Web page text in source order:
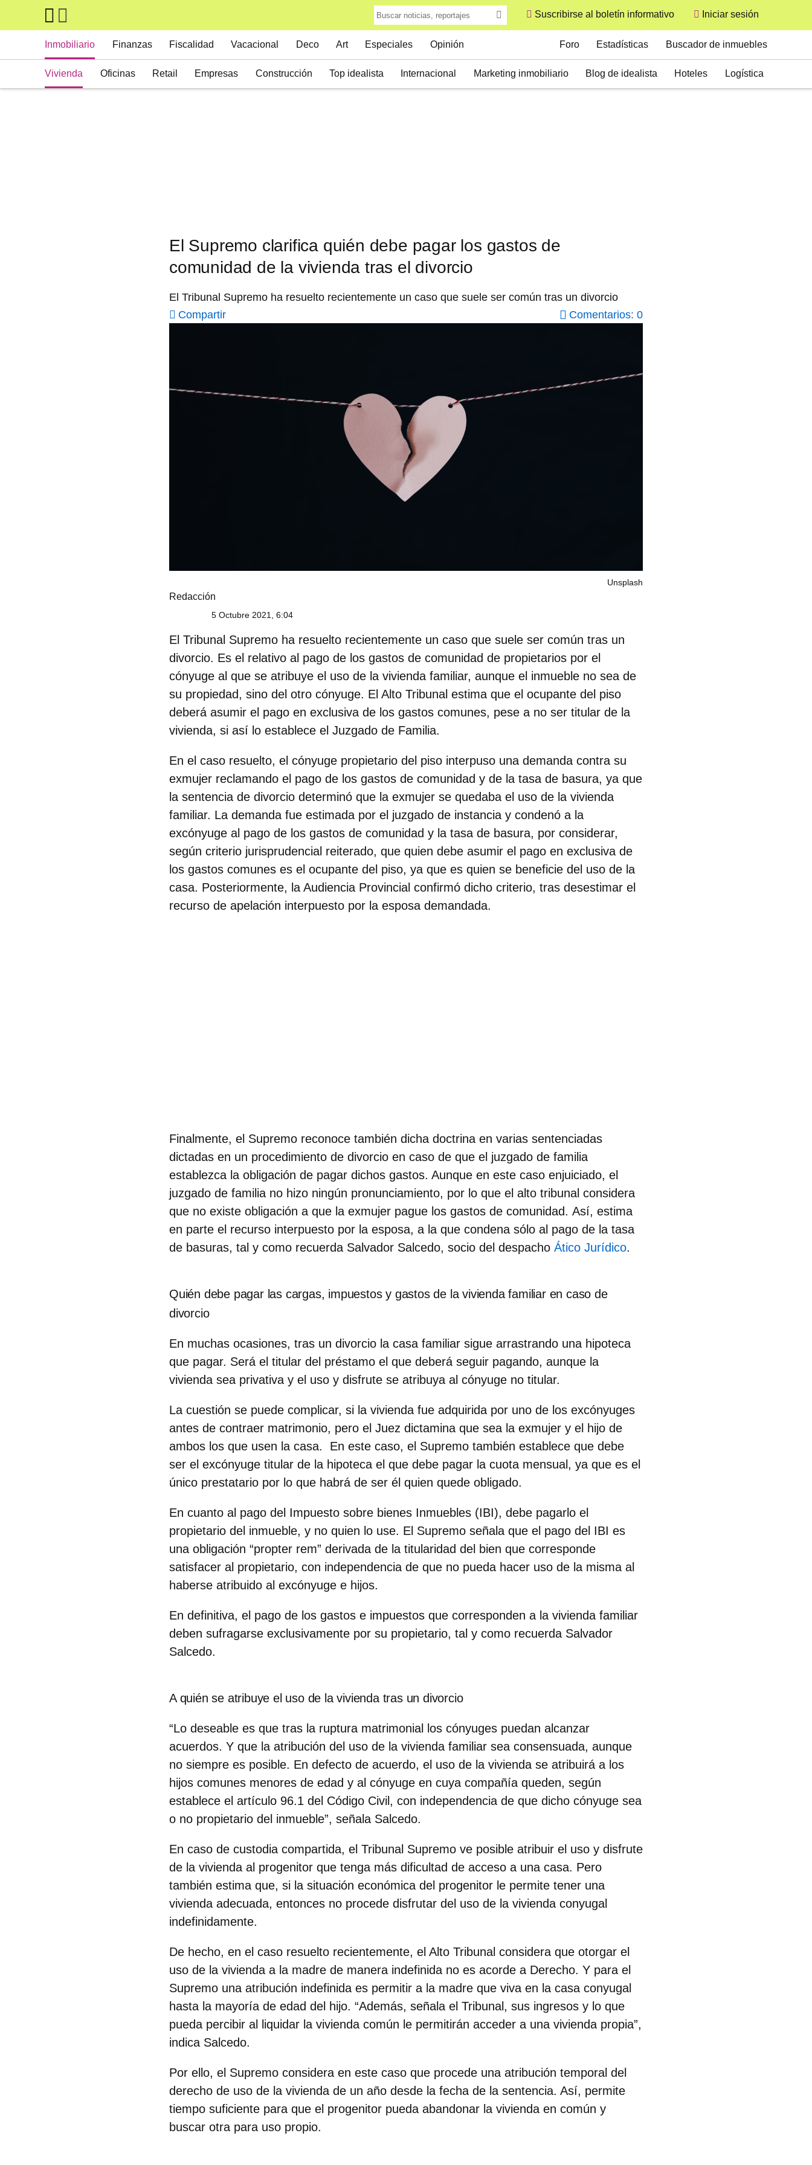
Skip to main content
Suscribirse al boletín informativo
User
Iniciar sesión
Inmobiliario
Vivienda Oficinas Retail Empresas Construcción Top idealista Internacional Marketing inmobiliario Blog de idealista Hoteles Logística
Finanzas Fiscalidad Vacacional Deco Art Especiales Opinión Foro Estadísticas Buscador de inmuebles
El Supremo clarifica quién debe pagar los gastos de
comunidad de la vivienda tras el divorcio
El Tribunal Supremo ha resuelto recientemente un caso que suele ser común tras un divorcio
Compartir
Comentarios: 0
Unsplash
Redacción
5 Octubre 2021, 6:04
El Tribunal Supremo ha resuelto recientemente un caso que suele ser común tras un
divorcio. Es el relativo al pago de los gastos de comunidad de propietarios por el
cónyuge al que se atribuye el uso de la vivienda familiar, aunque el inmueble no sea de
su propiedad, sino del otro cónyuge. El Alto Tribunal estima que el ocupante del piso
deberá asumir el pago en exclusiva de los gastos comunes, pese a no ser titular de la
vivienda, si así lo establece el Juzgado de Familia.
En el caso resuelto, el cónyuge propietario del piso interpuso una demanda contra su
exmujer reclamando el pago de los gastos de comunidad y de la tasa de basura, ya que
la sentencia de divorcio determinó que la exmujer se quedaba el uso de la vivienda
familiar. La demanda fue estimada por el juzgado de instancia y condenó a la
excónyuge al pago de los gastos de comunidad y la tasa de basura, por considerar,
según criterio jurisprudencial reiterado, que quien debe asumir el pago en exclusiva de
los gastos comunes es el ocupante del piso, ya que es quien se beneficie del uso de la
casa. Posteriormente, la Audiencia Provincial confirmó dicho criterio, tras desestimar el
recurso de apelación interpuesto por la esposa demandada.
Finalmente, el Supremo reconoce también dicha doctrina en varias sentenciadas
dictadas en un procedimiento de divorcio en caso de que el juzgado de familia
establezca la obligación de pagar dichos gastos. Aunque en este caso enjuiciado, el
juzgado de familia no hizo ningún pronunciamiento, por lo que el alto tribunal considera
que no existe obligación a que la exmujer pague los gastos de comunidad. Así, estima
en parte el recurso interpuesto por la esposa, a la que condena sólo al pago de la tasa
de basuras, tal y como recuerda Salvador Salcedo, socio del despacho Ático Jurídico.
Quién debe pagar las cargas, impuestos y gastos de la vivienda familiar en caso de
divorcio
En muchas ocasiones, tras un divorcio la casa familiar sigue arrastrando una hipoteca
que pagar. Será el titular del préstamo el que deberá seguir pagando, aunque la
vivienda sea privativa y el uso y disfrute se atribuya al cónyuge no titular.
La cuestión se puede complicar, si la vivienda fue adquirida por uno de los excónyuges
antes de contraer matrimonio, pero el Juez dictamina que sea la exmujer y el hijo de
ambos los que usen la casa. En este caso, el Supremo también establece que debe
ser el excónyuge titular de la hipoteca el que debe pagar la cuota mensual, ya que es el
único prestatario por lo que habrá de ser él quien quede obligado.
En cuanto al pago del Impuesto sobre bienes Inmuebles (IBI), debe pagarlo el
propietario del inmueble, y no quien lo use. El Supremo señala que el pago del IBI es
una obligación “propter rem” derivada de la titularidad del bien que corresponde
satisfacer al propietario, con independencia de que no pueda hacer uso de la misma al
haberse atribuido al excónyuge e hijos.
En definitiva, el pago de los gastos e impuestos que corresponden a la vivienda familiar
deben sufragarse exclusivamente por su propietario, tal y como recuerda Salvador
Salcedo.
A quién se atribuye el uso de la vivienda tras un divorcio
“Lo deseable es que tras la ruptura matrimonial los cónyuges puedan alcanzar
acuerdos. Y que la atribución del uso de la vivienda familiar sea consensuada, aunque
no siempre es posible. En defecto de acuerdo, el uso de la vivienda se atribuirá a los
hijos comunes menores de edad y al cónyuge en cuya compañía queden, según
establece el artículo 96.1 del Código Civil, con independencia de que dicho cónyuge sea
o no propietario del inmueble”, señala Salcedo.
En caso de custodia compartida, el Tribunal Supremo ve posible atribuir el uso y disfrute
de la vivienda al progenitor que tenga más dificultad de acceso a una casa. Pero
también estima que, si la situación económica del progenitor le permite tener una
vivienda adecuada, entonces no procede disfrutar del uso de la vivienda conyugal
indefinidamente.
De hecho, en el caso resuelto recientemente, el Alto Tribunal considera que otorgar el
uso de la vivienda a la madre de manera indefinida no es acorde a Derecho. Y para el
Supremo una atribución indefinida es permitir a la madre que viva en la casa conyugal
hasta la mayoría de edad del hijo. “Además, señala el Tribunal, sus ingresos y lo que
pueda percibir al liquidar la vivienda común le permitirán acceder a una vivienda propia”,
indica Salcedo.
Por ello, el Supremo considera en este caso que procede una atribución temporal del
derecho de uso de la vivienda de un año desde la fecha de la sentencia. Así, permite
tiempo suficiente para que el progenitor pueda abandonar la vivienda en común y
buscar otra para uso propio.